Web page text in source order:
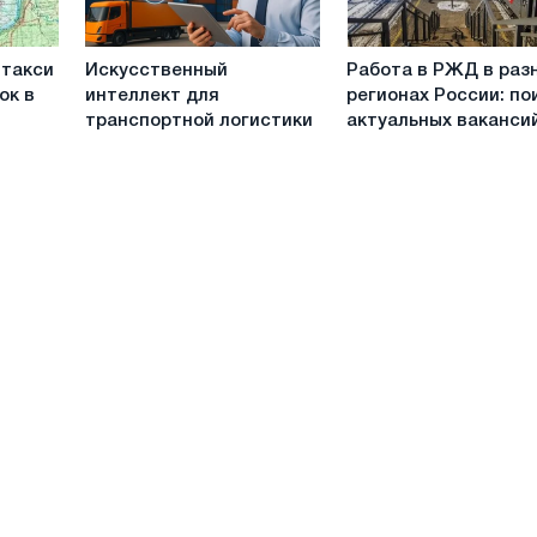
в
Искусственный
интеллект
транспортной
Искусственный
интеллект для
транспортной логистики
Работа
РЖД
Работа в РЖД в
регионах России:
актуальных